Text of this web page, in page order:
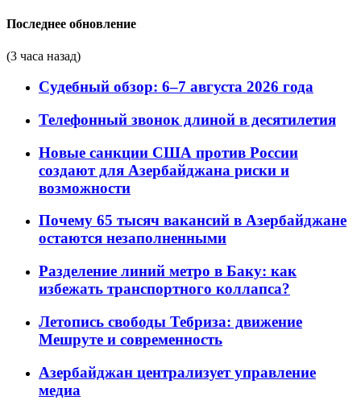
Последнее обновление
(3 часа назад)
Судебный обзор: 6–7 августа 2026 года
Телефонный звонок длиной в десятилетия
Новые санкции США против России
создают для Азербайджана риски и
возможности
Почему 65 тысяч вакансий в Азербайджане
остаются незаполненными
Разделение линий метро в Баку: как
избежать транспортного коллапса?
Летопись свободы Тебриза: движение
Мешруте и современность
Азербайджан централизует управление
медиа